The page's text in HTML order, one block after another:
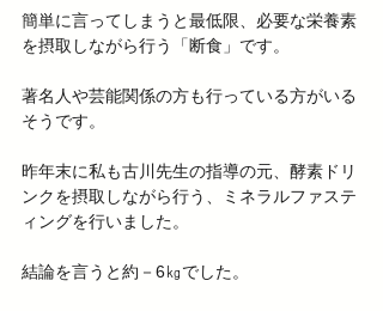
簡単に言ってしまうと最低限、必要な栄養素
を摂取しながら行う「断食」です。
著名人や芸能関係の方も行っている方がいる
そうです。
昨年末に私も古川先生の指導の元、酵素ドリ
ンクを摂取しながら行う、ミネラルファステ
ィングを行いました。
結論を言うと約－6㎏でした。